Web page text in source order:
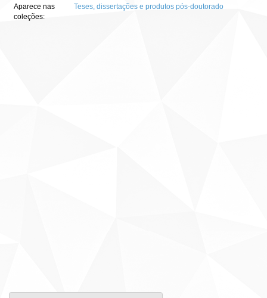
Aparece nas
coleções:
Teses, dissertações e produtos pós-doutorado